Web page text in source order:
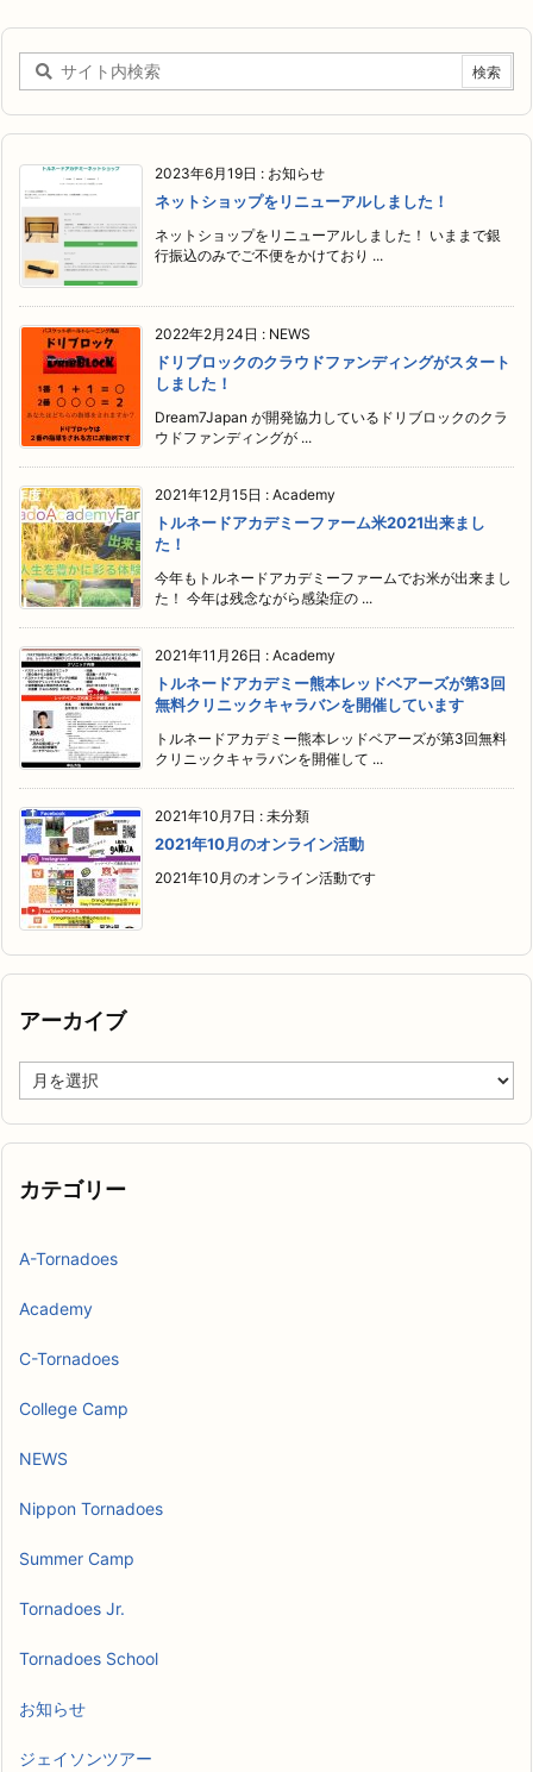
2023年6月19日 : お知らせ
ネットショップをリニューアルしました！
ネットショップをリニューアルしました！ いままで銀
行振込のみでご不便をかけており ...
2022年2月24日 : NEWS
ドリブロックのクラウドファンディングがスタート
しました！
Dream7Japan が開発協力しているドリブロックのクラ
ウドファンディングが ...
2021年12月15日 : Academy
トルネードアカデミーファーム米2021出来まし
た！
今年もトルネードアカデミーファームでお米が出来まし
た！ 今年は残念ながら感染症の ...
2021年11月26日 : Academy
トルネードアカデミー熊本レッドベアーズが第3回
無料クリニックキャラバンを開催しています
トルネードアカデミー熊本レッドベアーズが第3回無料
クリニックキャラバンを開催して ...
2021年10月7日 : 未分類
2021年10月のオンライン活動
2021年10月のオンライン活動です
アーカイブ
ー
イ
カテゴリー
A-Tornadoes
Academy
C-Tornadoes
College Camp
NEWS
Nippon Tornadoes
Summer Camp
Tornadoes Jr.
Tornadoes School
お知らせ
ジェイソンツアー